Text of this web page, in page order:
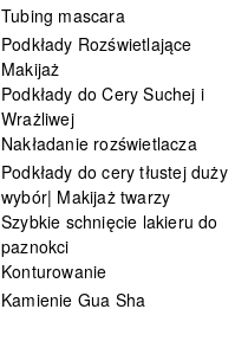
Tubing mascara
Podkłady Rozświetlające
Makijaż
Podkłady do Cery Suchej i
Wrażliwej
Nakładanie rozświetlacza
Podkłady do cery tłustej duży
wybór| Makijaż twarzy
Szybkie schnięcie lakieru do
paznokci
Konturowanie
Kamienie Gua Sha